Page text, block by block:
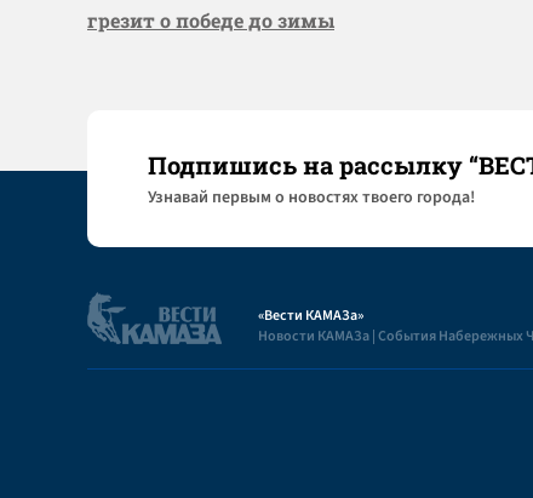
грезит о победе до зимы
Подпишись на рассылку
Узнaвай первым о новостях твоего города!
«Вести КАМАЗа»
Новости КАМАЗа | События Набережных